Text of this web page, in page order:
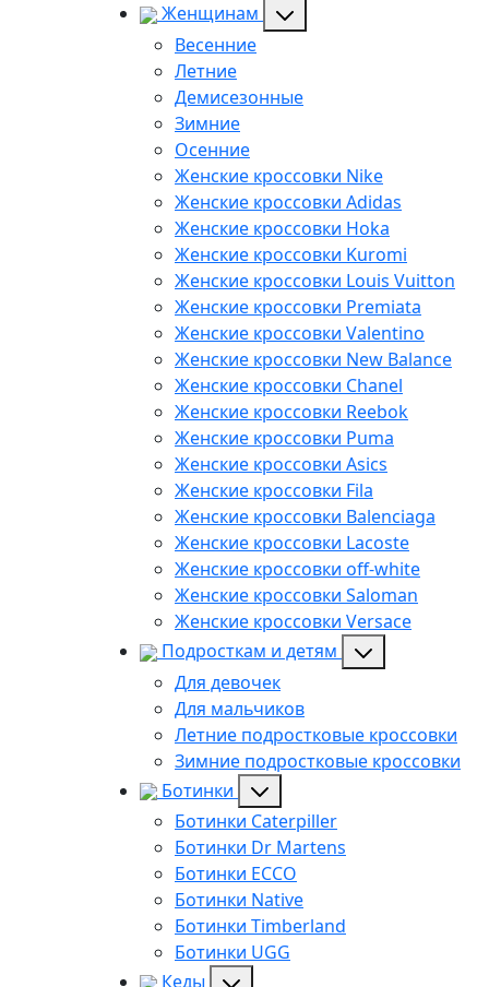
Женщинам
Весенние
Летние
Демисезонные
Зимние
Осенние
Женские кроссовки Nike
Женские кроссовки Adidas
Женские кроссовки Hoka
Женские кроссовки Kuromi
Женские кроссовки Louis Vuitton
Женские кроссовки Premiata
Женские кроссовки Valentino
Женские кроссовки New Balance
Женские кроссовки Chanel
Женские кроссовки Reebok
Женские кроссовки Puma
Женские кроссовки Asics
Женские кроссовки Fila
Женские кроссовки Balenciaga
Женские кроссовки Lacoste
Женские кроссовки off-white
Женские кроссовки Saloman
Женские кроссовки Versace
Подросткам и детям
Для девочек
Для мальчиков
Летние подростковые кроссовки
Зимние подростковые кроссовки
Ботинки
Ботинки Caterpiller
Ботинки Dr Martens
Ботинки ECCO
Ботинки Native
Ботинки Timberland
Ботинки UGG
Кеды